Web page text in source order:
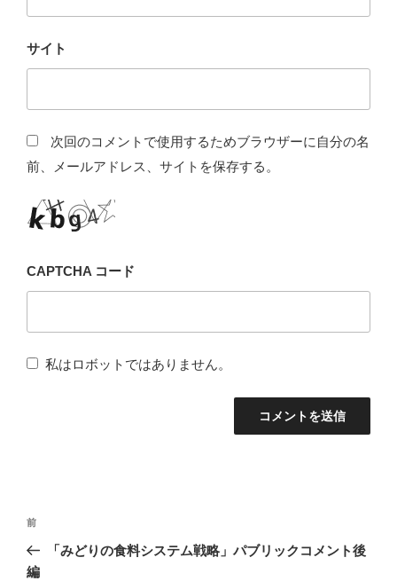
サイト
次回のコメントで使用するためブラウザーに自分の名
前、メールアドレス、サイトを保存する。
CAPTCHA コード
私はロボットではありません。
投
稿
ナ
前
の
投
前
「みどりの食料システム戦略」パブリックコメント後
編